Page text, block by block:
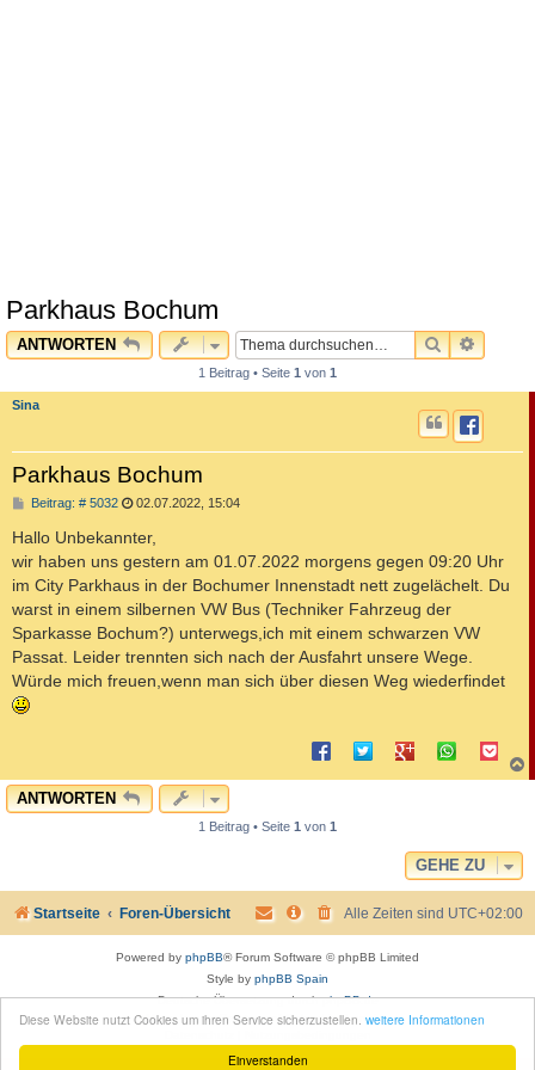
Einverstanden
Diese Website nutzt Cookies um ihren Service sicherzustellen. weitere Informationen
Parkhaus Bochum
ANTWORTEN SUCHE
1 Beitrag • Seite 1 von 1
Sina
Parkhaus Bochum
Beitrag: # 5032B
i
t
r
g
02.07.2022, 15:04
Hallo Unbekannter,
wir haben uns gestern am 01.07.2022 morgens gegen 09:20 Uhr
im City Parkhaus in der Bochumer Innenstadt nett zugelächelt. Du
warst in einem silbernen VW Bus (Techniker Fahrzeug der
Sparkasse Bochum?) unterwegs,ich mit einem schwarzen VW
Passat. Leider trennten sich nach der Ausfahrt unsere Wege.
Würde mich freuen,wenn man sich über diesen Weg wiederfindet
a
ANTWORTEN
1 Beitrag • Seite 1 von 1
GEHE ZU
Startseite Foren-Übersicht Alle Zeiten sind UTC+02:00
Powered by phpBB® Forum Software © phpBB Limited
Style by phpBB Spain
Deutsche Übersetzung durchphpBB.de
Moon Image Courtesy of Calendrier Lunaire.